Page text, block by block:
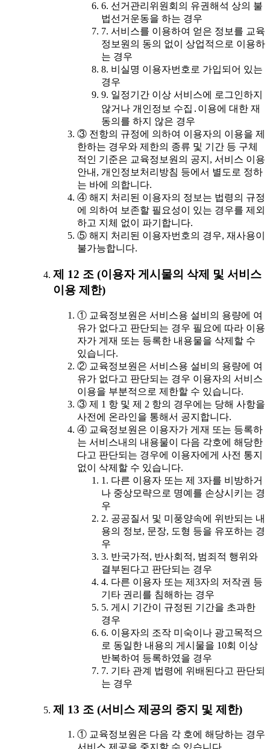
6. 선거관리위원회의 유권해석 상의 불
법선거운동을 하는 경우
7. 서비스를 이용하여 얻은 정보를 교육
정보원의 동의 없이 상업적으로 이용하
는 경우
8. 비실명 이용자번호로 가입되어 있는
경우
9. 일정기간 이상 서비스에 로그인하지
않거나 개인정보 수집․이용에 대한 재
동의를 하지 않은 경우
③ 전항의 규정에 의하여 이용자의 이용을 제
한하는 경우와 제한의 종류 및 기간 등 구체
적인 기준은 교육정보원의 공지, 서비스 이용
안내, 개인정보처리방침 등에서 별도로 정하
는 바에 의합니다.
④ 해지 처리된 이용자의 정보는 법령의 규정
에 의하여 보존할 필요성이 있는 경우를 제외
하고 지체 없이 파기합니다.
⑤ 해지 처리된 이용자번호의 경우, 재사용이
불가능합니다.
제 12 조 (이용자 게시물의 삭제 및 서비스
이용 제한)
① 교육정보원은 서비스용 설비의 용량에 여
유가 없다고 판단되는 경우 필요에 따라 이용
자가 게재 또는 등록한 내용물을 삭제할 수
있습니다.
② 교육정보원은 서비스용 설비의 용량에 여
유가 없다고 판단되는 경우 이용자의 서비스
이용을 부분적으로 제한할 수 있습니다.
③ 제 1 항 및 제 2 항의 경우에는 당해 사항을
사전에 온라인을 통해서 공지합니다.
④ 교육정보원은 이용자가 게재 또는 등록하
는 서비스내의 내용물이 다음 각호에 해당한
다고 판단되는 경우에 이용자에게 사전 통지
없이 삭제할 수 있습니다.
1. 다른 이용자 또는 제 3자를 비방하거
나 중상모략으로 명예를 손상시키는 경
우
2. 공공질서 및 미풍양속에 위반되는 내
용의 정보, 문장, 도형 등을 유포하는 경
우
3. 반국가적, 반사회적, 범죄적 행위와
결부된다고 판단되는 경우
4. 다른 이용자 또는 제3자의 저작권 등
기타 권리를 침해하는 경우
5. 게시 기간이 규정된 기간을 초과한
경우
6. 이용자의 조작 미숙이나 광고목적으
로 동일한 내용의 게시물을 10회 이상
반복하여 등록하였을 경우
7. 기타 관계 법령에 위배된다고 판단되
는 경우
제 13 조 (서비스 제공의 중지 및 제한)
① 교육정보원은 다음 각 호에 해당하는 경우